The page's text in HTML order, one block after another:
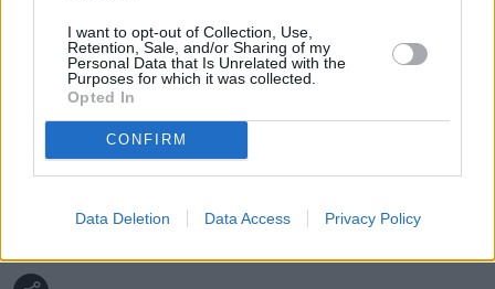
I want to opt-out of Collection, Use,
Retention, Sale, and/or Sharing of my
Personal Data that Is Unrelated with the
Purposes for which it was collected.
Opted In
CONFIRM
Data Deletion Data Access Privacy Policy
Nie przegap żadnej ważnej wiadomości i
obserwuj nas w Google News!
Design Fotografia Technologia